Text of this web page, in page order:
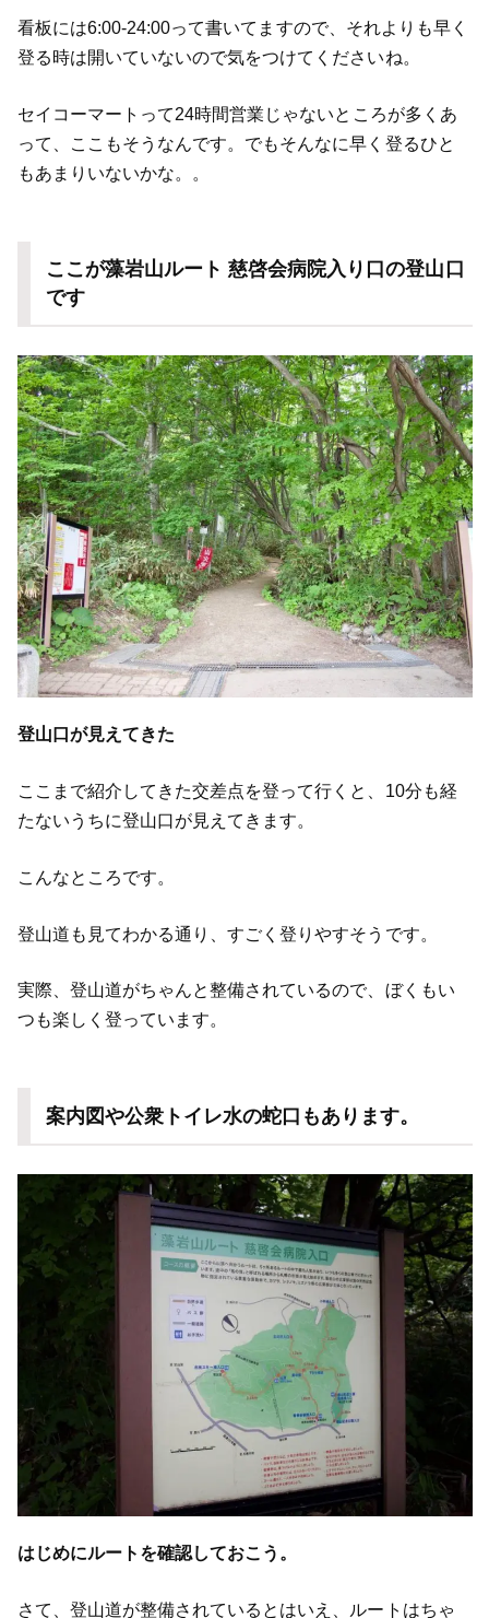
看板には6:00-24:00って書いてますので、それよりも早く
登る時は開いていないので気をつけてくださいね。
セイコーマートって24時間営業じゃないところが多くあ
って、ここもそうなんです。でもそんなに早く登るひと
もあまりいないかな。。
ここが藻岩山ルート 慈啓会病院入り口の登山口
です
登山口が見えてきた
ここまで紹介してきた交差点を登って行くと、10分も経
たないうちに登山口が見えてきます。
こんなところです。
登山道も見てわかる通り、すごく登りやすそうです。
実際、登山道がちゃんと整備されているので、ぼくもい
つも楽しく登っています。
案内図や公衆トイレ水の蛇口もあります。
はじめにルートを確認しておこう。
さて、登山道が整備されているとはいえ、ルートはちゃ